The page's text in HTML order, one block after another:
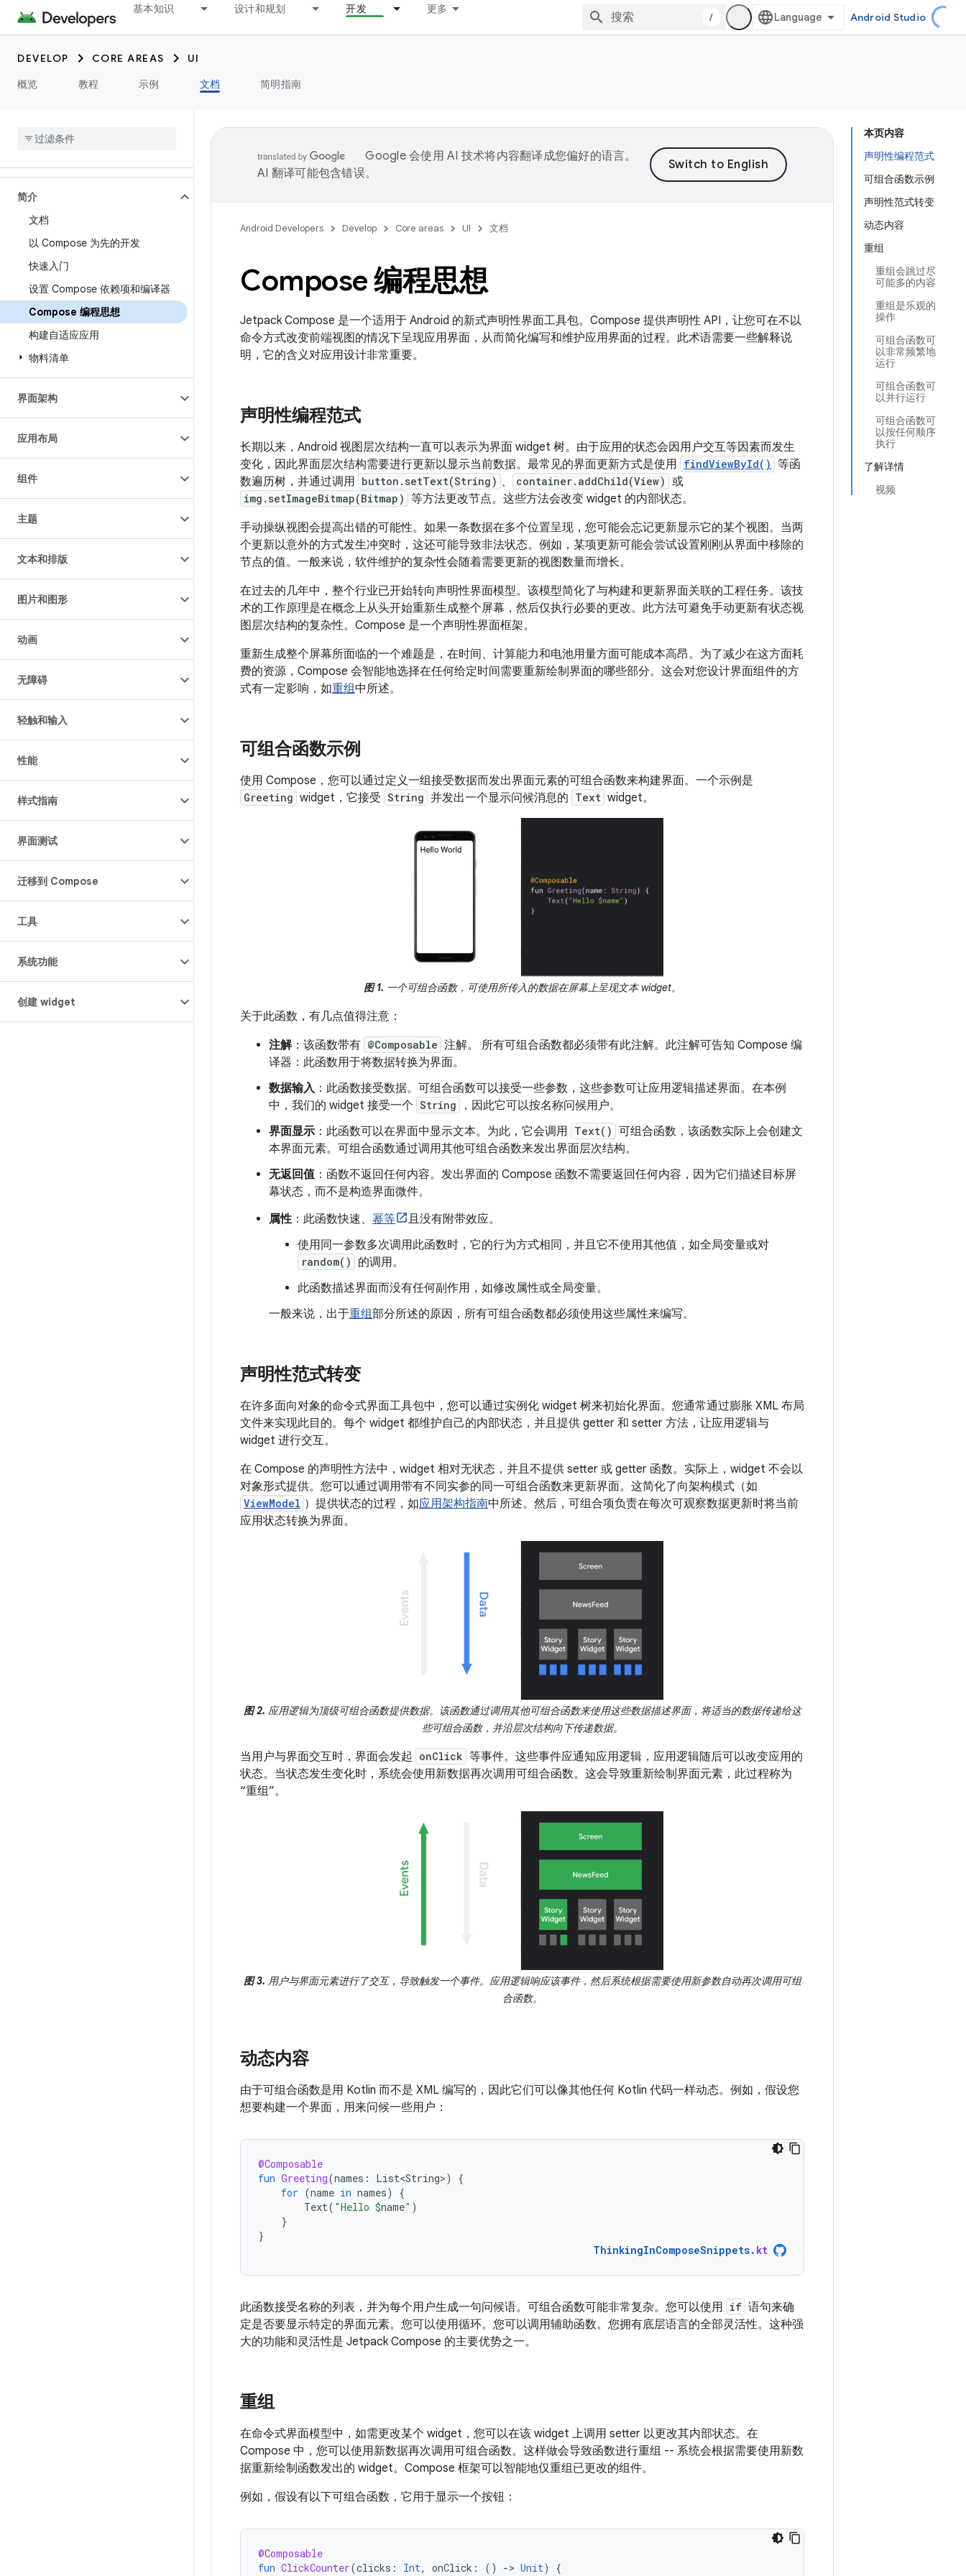
基本知识 设计和规划 开发 更多
/ Android Studio
DEVELOP CORE AREAS
UI
概览
教程 示例 文档 简明指南
简介
文档
以 Compose 为先的开发
快速入门
设置 Compose 依赖项和编译器
Compose 编程思想
构建自适应应用
物料清单
界面架构
应用布局
组件
主题
文本和排版
图片和图形
动画
无障碍
轻触和输入
性能
样式指南
界面测试
迁移到 Compose
工具
系统功能
创建 widget
本页内容
声明性编程范式
可组合函数示例
声明性范式转变
动态内容
重组
重组会跳过尽
可能多的内容
重组是乐观的
操作
可组合函数可
以非常频繁地
运行
可组合函数可
以并行运行
可组合函数可
以按任何顺序
执行
了解详情
视频
Google 会使用 AI 技术将内容翻译成您偏好的语言。
AI 翻译可能包含错误。
Android Developers Develop Core areas UI 文档
Compose 编程思想
Jetpack Compose 是一个适用于 Android 的新式声明性界面工具包。Compose 提供声明性 API，让您可在不以
命令方式改变前端视图的情况下呈现应用界面，从而简化编写和维护应用界面的过程。 此术语需要一些解释说
明，它的含义对应用设计非常重要。
声明性编程范式
长期以来，Android 视图层次结构一直可以表示为界面 widget 树。由于应用的状态会因用户交互等因素而发生
变化，因此界面层次结构需要进行更新以显示当前数据。最常见的界面更新方式是使用 findViewById() 等函
数遍历树，并通过调用 button.setText(String) 、 container.addChild(View) 或
img.setImageBitmap(Bitmap) 等方法更改节点。这些方法会改变 widget 的内部状态。
手动操纵视图会提高出错的可能性。如果一条数据在多个位置呈现，您可能会忘记更新显示它的某个视图。当两
个更新以意外的方式发生冲突时，这还可能导致非法状态。例如，某项更新可能会尝试设置刚刚从界面中移除的
节点的值。一般来说，软件维护的复杂性会随着需要更新的视图数量而增长。
在过去的几年中，整个行业已开始转向声明性界面模型。该模型简化了与构建和更新界面关联的工程任务。该技
术的工作原理是在概念上从头开始重新生成整个屏幕，然后仅执行必要的更改。此方法可避免手动更新有状态视
图层次结构的复杂性。Compose 是一个声明性界面框架。
重新生成整个屏幕所面临的一个难题是，在时间、计算能力和电池用量方面可能成本高昂。为了减少在这方面耗
费的资源，Compose 会智能地选择在任何给定时间需要重新绘制界面的哪些部分。这会对您设计界面组件的方
式有一定影响，如重组中所述。
可组合函数示例
使用 Compose，您可以通过定义一组接受数据而发出界面元素的可组合函数来构建界面。 一个示例是
Greeting widget，它接受 String 并发出一个显示问候消息的 Text widget。
图 1. 一个可组合函数，可使用所传入的数据在屏幕上呈现文本 widget。
关于此函数，有几点值得注意：
注解：该函数带有 @Composable 注解。 所有可组合函数都必须带有此注解。此注解可告知 Compose 编
译器：此函数用于将数据转换为界面。
数据输入 ：此函数接受数据。可组合函数可以接受一些参数，这些参数可让应用逻辑描述界面。在本例
中，我们的 widget 接受一个 String
，因此它可以按名称问候用户。
界面显示 ：此函数可以在界面中显示文本。为此，它会调用 Text() 可组合函数，该函数实际上会创建文
本界面元素。可组合函数通过调用其他可组合函数来发出界面层次结构。
无返回值 ：函数不返回任何内容。发出界面的 Compose 函数不需要返回任何内容，因为它们描述目标屏
幕状态，而不是构造界面微件。
属性 ：此函数快速、 幂等
且没有附带效应。
使用同一参数多次调用此函数时，它的行为方式相同，并且它不使用其他值，如全局变量或对
random()
的调用。
此函数描述界面而没有任何副作用，如修改属性或全局变量。
一般来说，出于重组部分所述的原因，所有可组合函数都必须使用这些属性来编写。
声明性范式转变
在许多面向对象的命令式界面工具包中，您可以通过实例化 widget 树来初始化界面。您通常通过膨胀 XML 布局
文件来实现此目的。每个 widget 都维护自己的内部状态，并且提供 getter 和 setter 方法，让应用逻辑与
widget 进行交互。
在 Compose 的声明性方法中，widget 相对无状态，并且不提供 setter 或 getter 函数。实际上，widget 不会以
对象形式提供。您可以通过调用带有不同实参的同一可组合函数来更新界面。这简化了向架构模式（如
ViewModel ）提供状态的过程，如应用架构指南中所述。然后，可组合项负责在每次可观察数据更新时将当前
应用状态转换为界面。
图 2. 应用逻辑为顶级可组合函数提供数据。该函数通过调用其他可组合函数来使用这些数据描述界面，将适当的数据传递给这
些可组合函数，并沿层次结构向下传递数据。
当用户与界面交互时，界面会发起 onClick 等事件。这些事件应通知应用逻辑，应用逻辑随后可以改变应用的
状态。当状态发生变化时，系统会使用新数据再次调用可组合函数。这会导致重新绘制界面元素，此过程称为
“重组”。
图 3. 用户与界面元素进行了交互，导致触发一个事件。应用逻辑响应该事件，然后系统根据需要使用新参数自动再次调用可组
合函数。
动态内容
由于可组合函数是用 Kotlin 而不是 XML 编写的，因此它们可以像其他任何 Kotlin 代码一样动态。例如，假设您
想要构建一个界面，用来问候一些用户：
@Composable
fun Greeting(names : List<String>)
{
for (name in names)
{
Text( "Hello $name" )
}
}
ThinkingInComposeSnippets. kt
此函数接受名称的列表，并为每个用户生成一句问候语。可组合函数可能非常复杂。您可以使用 if 语句来确
定是否要显示特定的界面元素。您可以使用循环。您可以调用辅助函数。您拥有底层语言的全部灵活性。这种强
大的功能和灵活性是 Jetpack Compose 的主要优势之一。
重组
在命令式界面模型中，如需更改某个 widget，您可以在该 widget 上调用 setter 以更改其内部状态。在
Compose 中，您可以使用新数据再次调用可组合函数。这样做会导致函数进行重组 -- 系统会根据需要使用新数
据重新绘制函数发出的 widget。 Compose 框架可以智能地仅重组已更改的组件。
例如，假设有以下可组合函数，它用于显示一个按钮：
@Composable
fun ClickCounter(clicks : Int, onClick : () -> Unit)
{